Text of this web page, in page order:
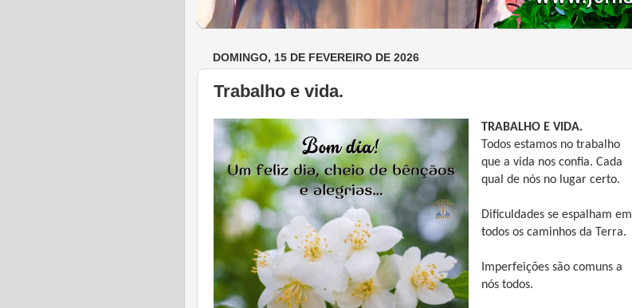
DOMINGO, 15 DE FEVEREIRO DE 2026
Trabalho e vida.
TRABALHO E VIDA.
Todos estamos no trabalho
que a vida nos confia. Cada
qual de nós no lugar certo.
Dificuldades se espalham em
todos os caminhos da Terra.
Imperfeições são comuns a
nós todos.